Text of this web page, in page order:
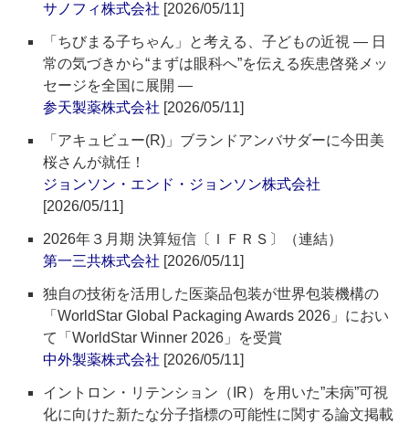
サノフィ株式会社 [2026/05/11]
「ちびまる子ちゃん」と考える、子どもの近視 ― 日
常の気づきから“まずは眼科へ”を伝える疾患啓発メッ
セージを全国に展開 ―
参天製薬株式会社 [2026/05/11]
「アキュビュー(R)」ブランドアンバサダーに今田美
桜さんが就任！
ジョンソン・エンド・ジョンソン株式会社
[2026/05/11]
2026年３月期 決算短信〔ＩＦＲＳ〕（連結）
第一三共株式会社 [2026/05/11]
独自の技術を活用した医薬品包装が世界包装機構の
「WorldStar Global Packaging Awards 2026」におい
て「WorldStar Winner 2026」を受賞
中外製薬株式会社 [2026/05/11]
イントロン・リテンション（IR）を用いた”未病”可視
化に向けた新たな分子指標の可能性に関する論文掲載